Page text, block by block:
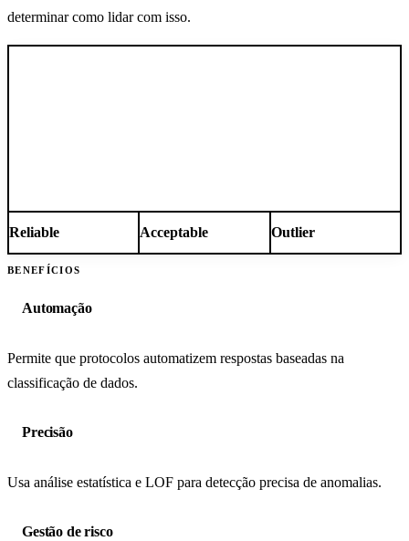
determinar como lidar com isso.
Reliable Acceptable Outlier
BENEFÍCIOS
Automação
Permite que protocolos automatizem respostas baseadas na
classificação de dados.
Precisão
Usa análise estatística e LOF para detecção precisa de anomalias.
Gestão de risco